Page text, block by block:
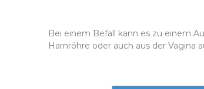
Bei einem Befall kann es zu einem
Harnröhre oder auch aus der Vagina